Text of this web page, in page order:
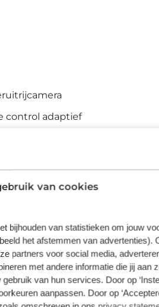
van cookies
bijhouden van statistieken om jouw
het afstemmen van advertenties).
partners voor social media,
met andere informatie die jij aan
van hun services. Door op
aanpassen. Door op
control adaptief
SUV met moderne
gebruik als langere